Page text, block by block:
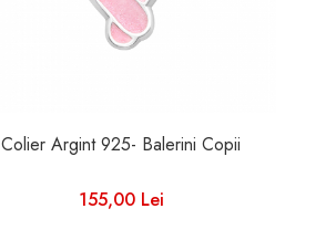
Colier Argint 925- Balerini Copii
155,00 Lei